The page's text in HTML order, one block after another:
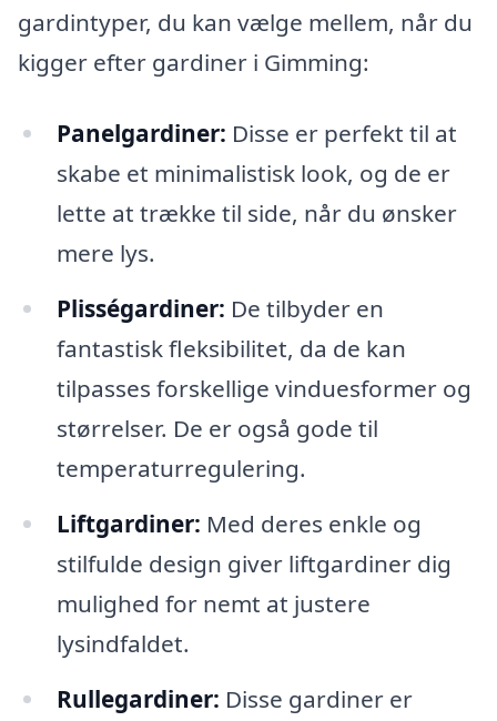
gardintyper, du kan vælge mellem, når du
kigger efter gardiner i Gimming:
Panelgardiner: Disse er perfekt til at
skabe et minimalistisk look, og de er
lette at trække til side, når du ønsker
mere lys.
Plisségardiner: De tilbyder en
fantastisk fleksibilitet, da de kan
tilpasses forskellige vinduesformer og
størrelser. De er også gode til
temperaturregulering.
Liftgardiner: Med deres enkle og
stilfulde design giver liftgardiner dig
mulighed for nemt at justere
lysindfaldet.
Rullegardiner: Disse gardiner er